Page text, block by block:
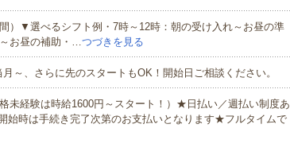
）▼選べるシフト例・7時～12時：朝の受け入れ～お昼の準
お昼の補助・…つづきを見る
、さらに先のスタートもOK！開始日ご相談ください。
未経験は時給1600円～スタート！）★日払い／週払い制度あ
始時は手続き完了次第のお支払いとなります★フルタイムで